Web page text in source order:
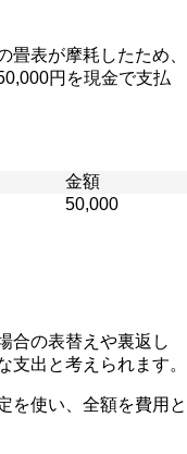
畳表が摩耗したため、
円を現金で支払
金額
50,000
合の表替えや裏返し
支出と考えられます。
を使い、全額を費用と